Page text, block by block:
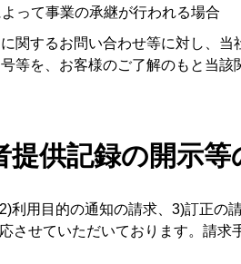
って事業の承継が行われる場合
関するお問い合わせ等に対し、
等を、お客様のご了解のもと当該
供記録の開示等
利用目的の通知の請求、3)訂正
させていただいております。請求